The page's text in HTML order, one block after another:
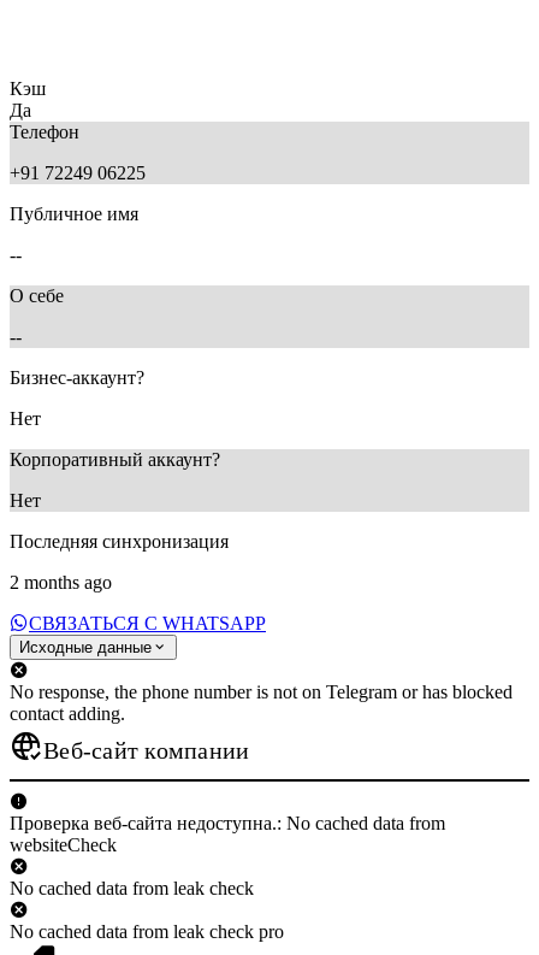
Кэш
Да
Телефон
+91 72249 06225
Публичное имя
--
О себе
--
Бизнес-аккаунт?
Нет
Корпоративный аккаунт?
Нет
Последняя синхронизация
2 months ago
СВЯЗАТЬСЯ С WHATSAPP
Исходные данные
No response, the phone number is not on Telegram or has blocked
contact adding.
Веб-сайт компании
Проверка веб-сайта недоступна.: No cached data from
websiteCheck
No cached data from leak check
No cached data from leak check pro